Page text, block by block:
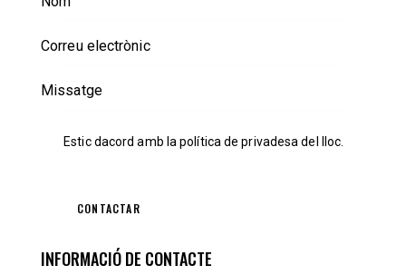
Estic dacord amb lapolítica de privadesa del lloc.
INFORMACIÓ DE CONTACTE